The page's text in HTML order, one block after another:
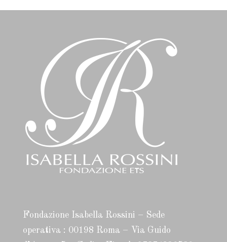
Fondazione Isabella Rossini – Sede
operativa : 00198 Roma – Via Guido